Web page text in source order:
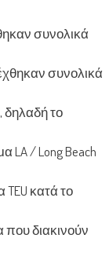
συνολικά
συνολικά
δηλαδή το
LA / Long Beach
κατά το
διακινούν